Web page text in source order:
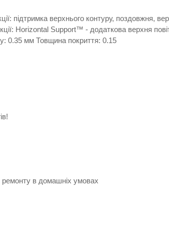
підтримка верхнього контуру, поздовжня,
Horizontal Support™ - додаткова верхня
0.35 мм Товщина покриття: 0.15
ремонту в домашніх умовах